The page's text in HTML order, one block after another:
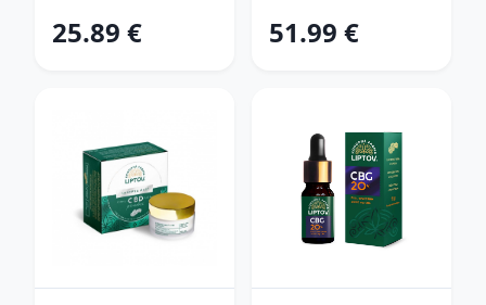
25.89 € 51.99 €